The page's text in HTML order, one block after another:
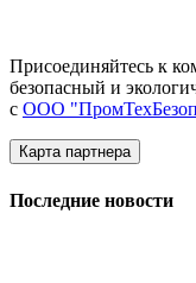
Присоединяйтесь к
безопасный и
с ООО
Карта партнера
Последние новости